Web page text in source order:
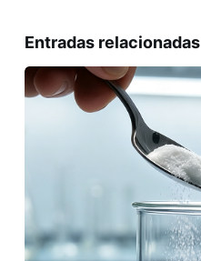
Entradas relacionadas